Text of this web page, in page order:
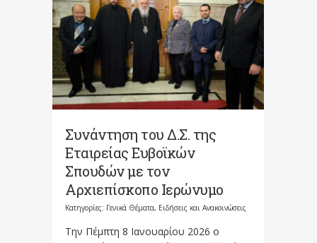
Συνάντηση του Δ.Σ. της
Εταιρείας Ευβοϊκών
Σπουδών με τον
Αρχιεπίσκοπo Ιερώνυμο
Κατηγορίες: Γενικά Θέματα, Ειδήσεις και Ανακοινώσεις
Την Πέμπτη 8 Ιανουαρίου 2026 ο